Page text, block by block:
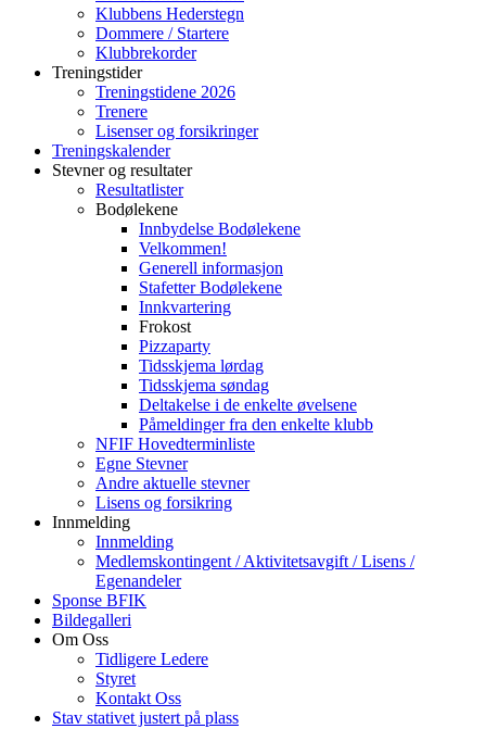
Klubbens Hederstegn
Dommere / Startere
Klubbrekorder
Treningstider
Treningstidene 2026
Trenere
Lisenser og forsikringer
Treningskalender
Stevner og resultater
Resultatlister
Bodølekene
Innbydelse Bodølekene
Velkommen!
Generell informasjon
Stafetter Bodølekene
Innkvartering
Frokost
Pizzaparty
Tidsskjema lørdag
Tidsskjema søndag
Deltakelse i de enkelte øvelsene
Påmeldinger fra den enkelte klubb
NFIF Hovedterminliste
Egne Stevner
Andre aktuelle stevner
Lisens og forsikring
Innmelding
Innmelding
Medlemskontingent / Aktivitetsavgift / Lisens /
Egenandeler
Sponse BFIK
Bildegalleri
Om Oss
Tidligere Ledere
Styret
Kontakt Oss
Stav stativet justert på plass